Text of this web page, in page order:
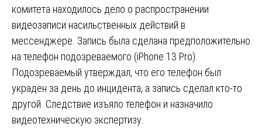
комитета находилось дело о распространении
видеозаписи насильственных действий в
мессенджере. Запись была сделана предположительно
на телефон подозреваемого (iPhone 13 Pro).
Подозреваемый утверждал, что его телефон был
украден за день до инцидента, а запись сделал кто-то
другой. Следствие изъяло телефон и назначило
видеотехническую экспертизу.